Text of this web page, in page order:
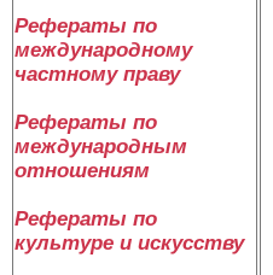
Рефераты по
международному
частному праву
Рефераты по
международным
отношениям
Рефераты по
культуре и искусству